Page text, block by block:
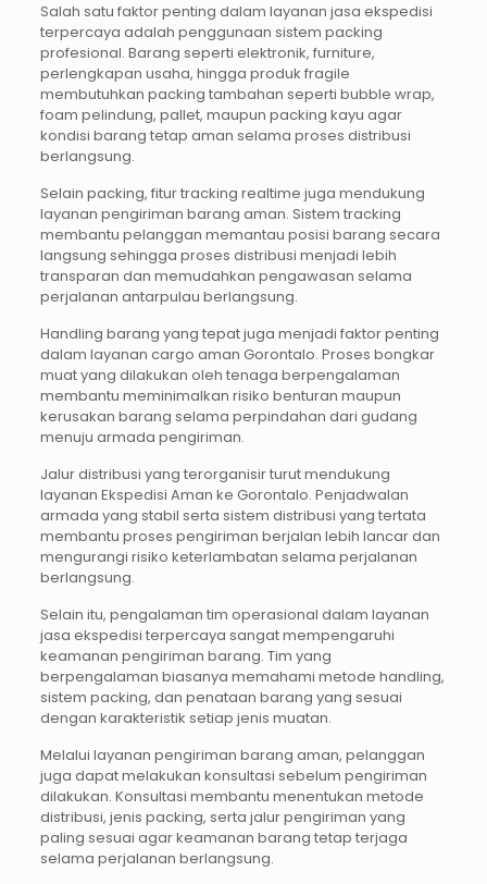
Salah satu faktor penting dalam layanan jasa ekspedisi
terpercaya adalah penggunaan sistem packing
profesional. Barang seperti elektronik, furniture,
perlengkapan usaha, hingga produk fragile
membutuhkan packing tambahan seperti bubble wrap,
foam pelindung, pallet, maupun packing kayu agar
kondisi barang tetap aman selama proses distribusi
berlangsung.
Selain packing, fitur tracking realtime juga mendukung
layanan pengiriman barang aman. Sistem tracking
membantu pelanggan memantau posisi barang secara
langsung sehingga proses distribusi menjadi lebih
transparan dan memudahkan pengawasan selama
perjalanan antarpulau berlangsung.
Handling barang yang tepat juga menjadi faktor penting
dalam layanan cargo aman Gorontalo. Proses bongkar
muat yang dilakukan oleh tenaga berpengalaman
membantu meminimalkan risiko benturan maupun
kerusakan barang selama perpindahan dari gudang
menuju armada pengiriman.
Jalur distribusi yang terorganisir turut mendukung
layanan Ekspedisi Aman ke Gorontalo. Penjadwalan
armada yang stabil serta sistem distribusi yang tertata
membantu proses pengiriman berjalan lebih lancar dan
mengurangi risiko keterlambatan selama perjalanan
berlangsung.
Selain itu, pengalaman tim operasional dalam layanan
jasa ekspedisi terpercaya sangat mempengaruhi
keamanan pengiriman barang. Tim yang
berpengalaman biasanya memahami metode handling,
sistem packing, dan penataan barang yang sesuai
dengan karakteristik setiap jenis muatan.
Melalui layanan pengiriman barang aman, pelanggan
juga dapat melakukan konsultasi sebelum pengiriman
dilakukan. Konsultasi membantu menentukan metode
distribusi, jenis packing, serta jalur pengiriman yang
paling sesuai agar keamanan barang tetap terjaga
selama perjalanan berlangsung.